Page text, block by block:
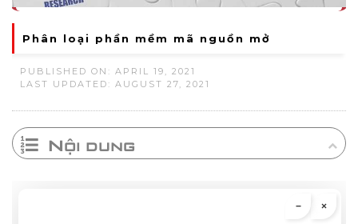
Phân loại phần mềm mã nguồn mở
PUBLISHED ON: APRIL 19, 2021
LAST UPDATED: AUGUST 27, 2021
Nội dung